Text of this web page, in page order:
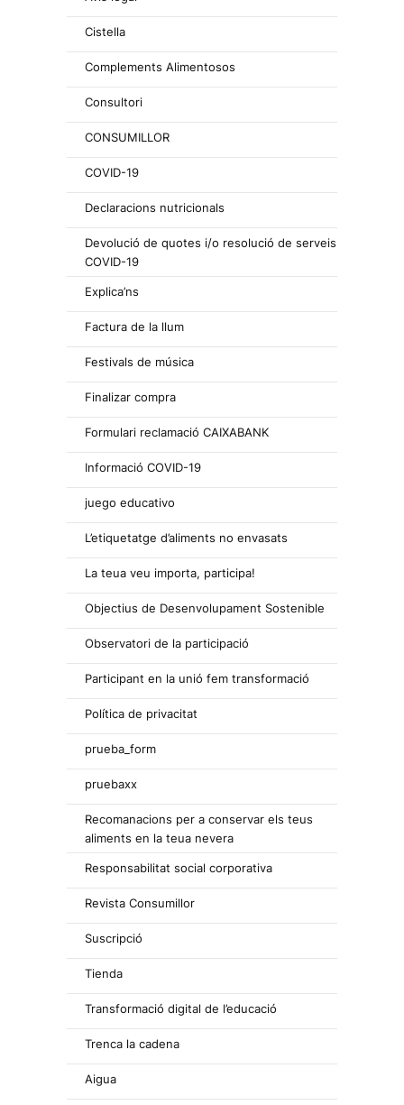
Cistella
Complements Alimentosos
Consultori
CONSUMILLOR
COVID-19
Declaracions nutricionals
Devolució de quotes i/o resolució de serveis
COVID-19
Explica’ns
Factura de la llum
Festivals de música
Finalizar compra
Formulari reclamació CAIXABANK
Informació COVID-19
juego educativo
L’etiquetatge d’aliments no envasats
La teua veu importa, participa!
Objectius de Desenvolupament Sostenible
Observatori de la participació
Participant en la unió fem transformació
Política de privacitat
prueba_form
pruebaxx
Recomanacions per a conservar els teus
aliments en la teua nevera
Responsabilitat social corporativa
Revista Consumillor
Suscripció
Tienda
Transformació digital de l’educació
Trenca la cadena
Aigua